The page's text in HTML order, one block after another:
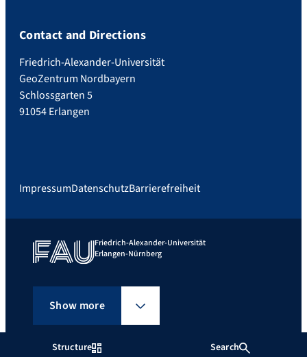
Structure Search
Contact and Directions
Friedrich-Alexander-Universität
GeoZentrum Nordbayern
Schlossgarten 5
91054 Erlangen
ImpressumDatenschutzBarrierefreiheit
Friedrich-Alexander-Universität
Erlangen-Nürnberg
Show more